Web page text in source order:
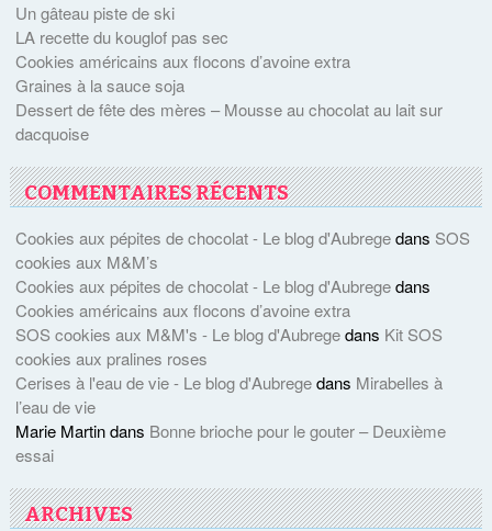
Un gâteau piste de ski
LA recette du kouglof pas sec
Cookies américains aux flocons d’avoine extra
Graines à la sauce soja
Dessert de fête des mères – Mousse au chocolat au lait sur
dacquoise
COMMENTAIRES RÉCENTS
Cookies aux pépites de chocolat - Le blog d'Aubregedans SOS
cookies aux M&M’s
Cookies aux pépites de chocolat - Le blog d'Aubregedans
Cookies américains aux flocons d’avoine extra
SOS cookies aux M&M's - Le blog d'Aubregedans Kit SOS
cookies aux pralines roses
Cerises à l'eau de vie - Le blog d'Aubregedans Mirabelles à
l’eau de vie
Marie Martindans Bonne brioche pour le gouter – Deuxième
essai
ARCHIVES